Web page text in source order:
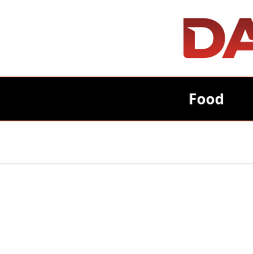
Food